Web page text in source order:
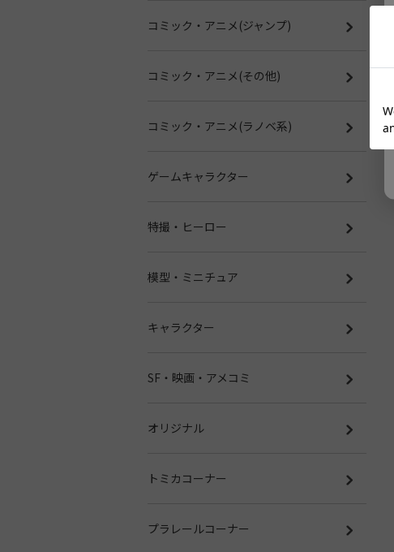
コミック・アニメ(ジャンプ)
コミック・アニメ(その他)
コミック・アニメ(ラノベ系)
ゲームキャラクター
特撮・ヒーロー
模型・ミニチュア
キャラクター
SF・映画・アメコミ
オリジナル
トミカコーナー
プラレールコーナー